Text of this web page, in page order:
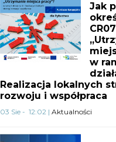
Jak
CR07
w
Realizacja lokalnych
rozwoju i współpraca
03 Sie - 12:02 | Aktualności